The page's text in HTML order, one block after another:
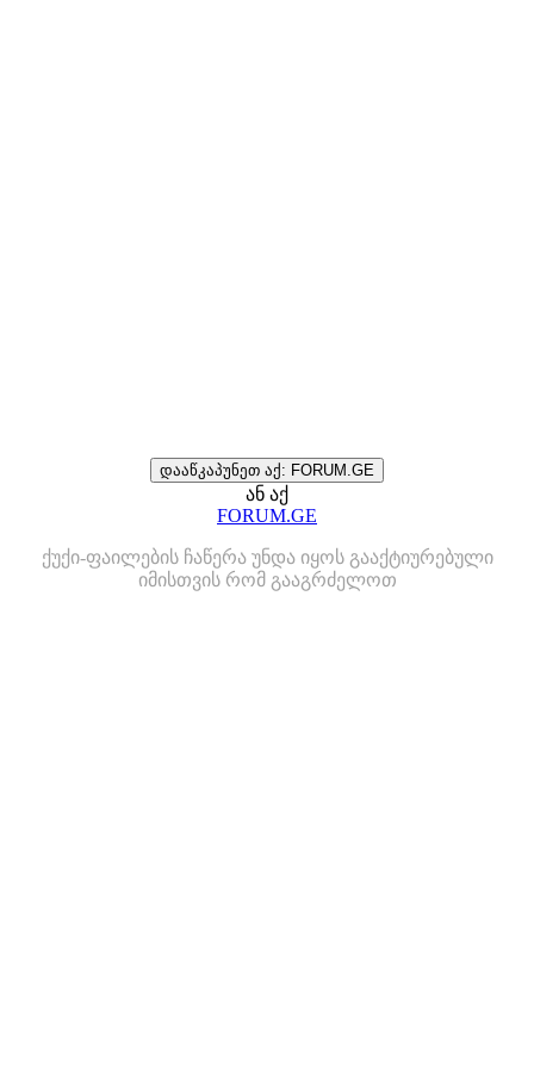
დააწკაპუნეთ აქ: FORUM.GE
ან აქ
FORUM.GE
ქუქი-ფაილების ჩაწერა უნდა იყოს გააქტიურებული
იმისთვის რომ გააგრძელოთ